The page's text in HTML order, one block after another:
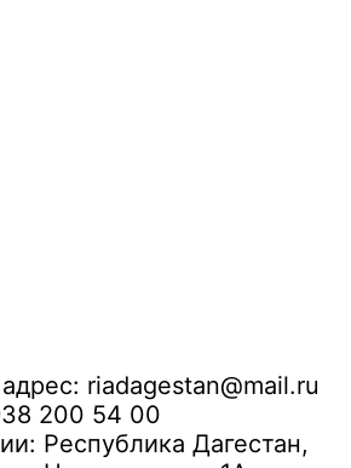
riadagestan@mail.ru
200 54 00
Республика Дагестан,